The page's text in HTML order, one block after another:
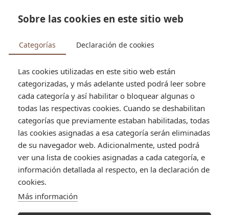

search
Tienda Pastelería Cañón nutella
Sobre las cookies en este sitio web
Categorías Declaración de cookies
Las cookies utilizadas en este sitio web están
categorizadas, y más adelante usted podrá leer sobre
cada categoría y así habilitar o bloquear algunas o
todas las respectivas cookies. Cuando se deshabilitan
categorías que previamente estaban habilitadas, todas
las cookies asignadas a esa categoría serán eliminadas
de su navegador web. Adicionalmente, usted podrá
ver una lista de cookies asignadas a cada categoría, e
información detallada al respecto, en la declaración de
cookies.
Más información